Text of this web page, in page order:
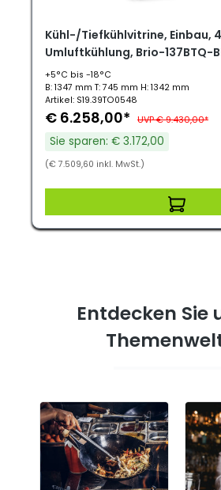
Kühl-/Tiefkühlvitrine, Einbau,
Umluftkühlung, Brio-137BTQ-
+5°C bis -18°C
B: 1347 mm T: 745 mm H: 1342 mm
Artikel: S19.39TO0548
€ 6.258,00* UVP € 9.430,00*
Sie sparen: € 3.172,00
(€ 7.509,60 inkl. MwSt.)
Entdecken Sie